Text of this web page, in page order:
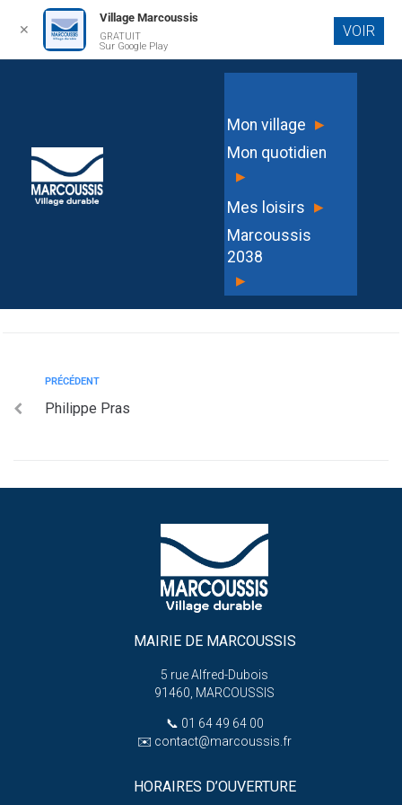
contenu
Mon village ▸
Mon quotidien
▸
Mes loisirs ▸
Marcoussis
2038
▸
PRÉCÉDENT
Philippe Pras
MAIRIE DE MARCOUSSIS
5 rue Alfred-Dubois
91460, MARCOUSSIS
📞 01 64 49 64 00
✉️ contact@marcoussis.fr
HORAIRES D’OUVERTURE
✕
Village Marcoussis
GRATUIT
Sur Google Play
VOIR